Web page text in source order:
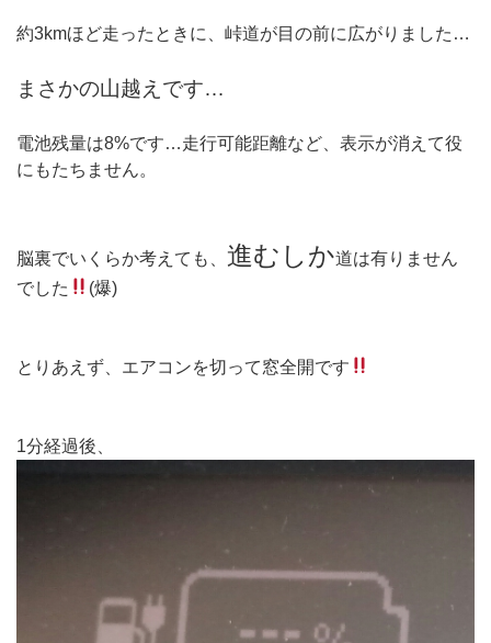
約3kmほど走ったときに、峠道が目の前に広がりました…
まさかの山越えです…
電池残量は8%です…走行可能距離など、表示が消えて役
にもたちません。
脳裏でいくらか考えても、 進むしか道は有りません
でした
(爆)
とりあえず、エアコンを切って窓全開です
1分経過後、